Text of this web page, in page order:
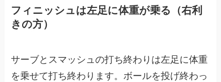
フィニッシュは左足に体重が乗る（右利
きの方）
サーブとスマッシュの打ち終わりは左足に体重
を乗せて打ち終わります。ボールを投げ終わっ